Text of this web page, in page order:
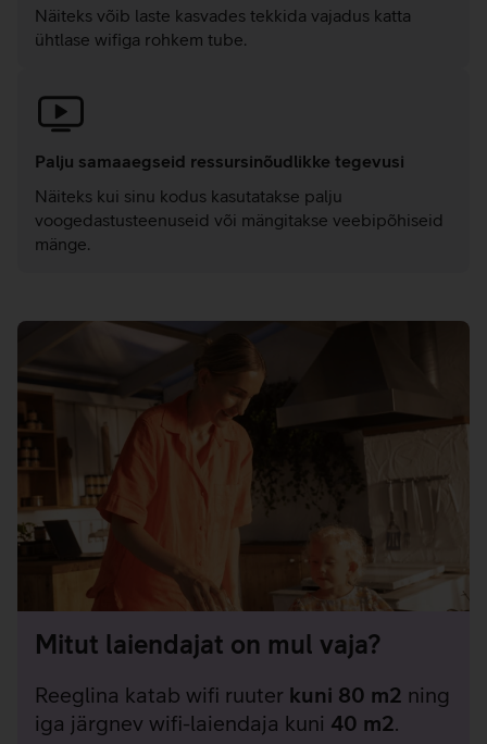
Näiteks võib laste kasvades tekkida vajadus katta
ühtlase wifiga rohkem tube.
Palju samaaegseid ressursinõudlikke tegevusi
Näiteks kui sinu kodus kasutatakse palju
voogedastusteenuseid või mängitakse veebipõhiseid
mänge.
Mitut laiendajat on mul vaja?
Reeglina katab wifi ruuter kuni 80 m2 ning
iga järgnev wifi-laiendaja kuni 40 m2.